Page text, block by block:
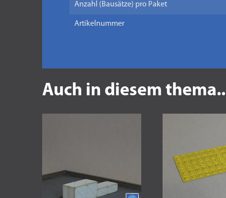
Anzahl (Bausätze) pro Paket
Artikelnummer
Auch in diesem thema..